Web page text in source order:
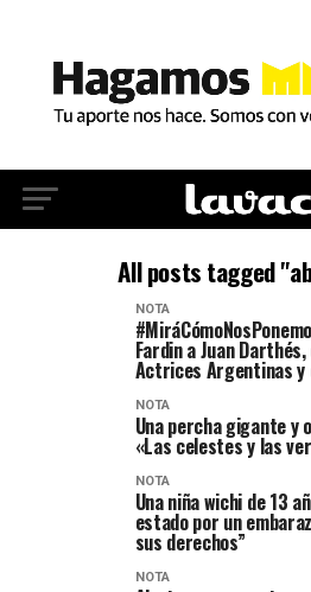
All posts tagged
NOTA
Fardin a Juan
Actrices Argentinas y
NOTA
Una percha gigante
«Las celestes y las
NOTA
Una niña wichi de 13
estado por un
sus derechos”
NOTA